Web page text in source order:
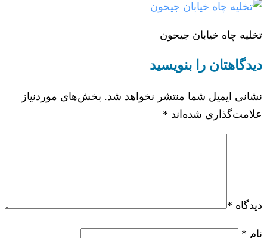
تخلیه چاه خیابان جیحون
دیدگاهتان را بنویسید
نشانی ایمیل شما منتشر نخواهد شد. بخش‌های موردنیاز
علامت‌گذاری شده‌اند *
دیدگاه *
نام *